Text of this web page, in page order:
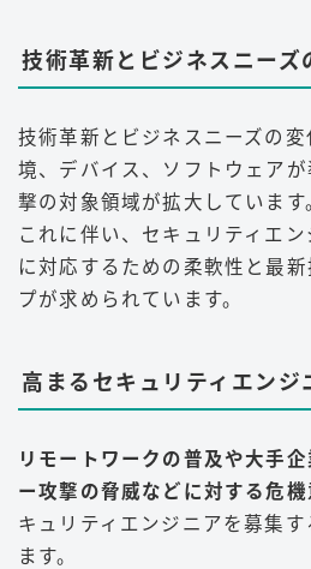
技術革新とビジネスニーズ
技術革新とビジネスニーズの
境、デバイス、ソフトウェア
撃の対象領域が拡大しています
これに伴い、セキュリティエ
に対応するための柔軟性と最
プが求められています。
高まるセキュリティエンジ
リモートワークの普及や大手
ー攻撃の脅威などに対する危機
キュリティエンジニアを募集
ます。